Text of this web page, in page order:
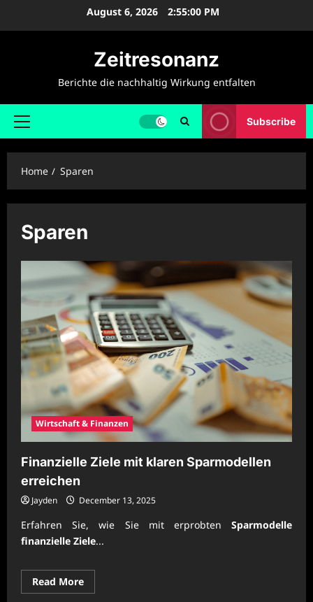
August 6, 2026 2:55:00 PM
Zeitresonanz
Berichte die nachhaltig Wirkung entfalten
Primary
Subscribe
Home Sparen
Sparen
Wirtschaft & Finanzen
Finanzielle Ziele mit klaren Sparmodellen
erreichen
Jayden December 13, 2025
Erfahren Sie, wie Sie mit erprobten Sparmodelle
finanzielle Ziele...
Read MoreRead
more